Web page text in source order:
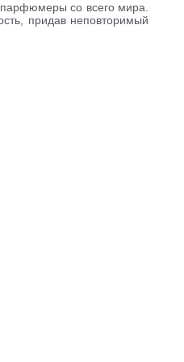
со всего мира.
придав неповторимый